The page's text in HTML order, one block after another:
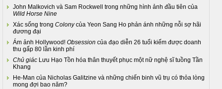
John Malkovich và Sam Rockwell trong những hình ảnh đầu tiên của
Wild Horse Nine
Xác sống trong Colonycủa Yeon Sang Ho phản ánh những nỗi sợ hãi
đương đại
Ám ảnh Hollywood! Obsession của đạo diễn 26 tuổi kiếm được doanh
thu gấp 80 lần kinh phí
Chủ giác Lưu Hạo Tồn hóa thân thuyết phục một nữ nghệ sĩ tuồng Tần
Khang
He-Man của Nicholas Galitzine và những chiến binh vũ trụ có thỏa lòng
mong đợi bao năm?